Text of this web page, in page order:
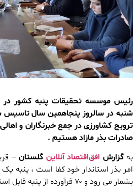
رئیس موسسه تحقیقات پنبه کشور
شنبه در سالروز پنجاهمین سال تاسیس
ترویج کشاورزی در جمع خبرنگاران و اهالی
صادرات بذر مازاد هستیم .
به گزارش افق‌اقتصاد آنلاین گلستان–
امر بذر استاندار خود کفا است ، پنبه
بشمار می رود و ۷۰ فرآورده از پنبه قابل استخراج است.